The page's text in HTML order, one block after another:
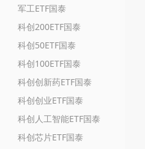
军工ETF国泰
科创200ETF国泰
科创50ETF国泰
科创100ETF国泰
科创创新药ETF国泰
科创创业ETF国泰
科创人工智能ETF国泰
科创芯片ETF国泰